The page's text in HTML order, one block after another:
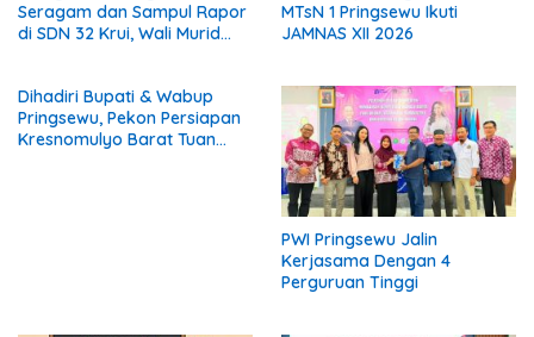
Seragam dan Sampul Rapor
di SDN 32 Krui, Wali Murid
MTsN 1 Pringsewu Ikuti
JAMNAS XII 2026
Dihadiri Bupati & Wabup
Pringsewu, Pekon Persiapan
Kresnomulyo Barat Tuan
PWI Pringsewu Jalin
Kerjasama Dengan 4
Perguruan Tinggi